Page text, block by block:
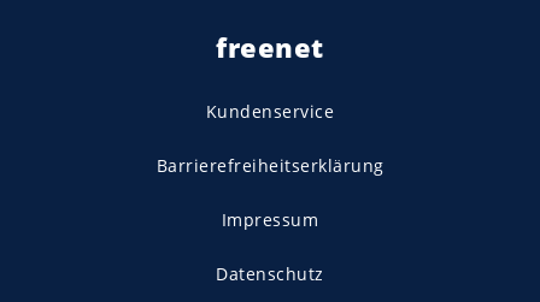
freenet
Kundenservice
Barrierefreiheitserklärung
Impressum
Datenschutz